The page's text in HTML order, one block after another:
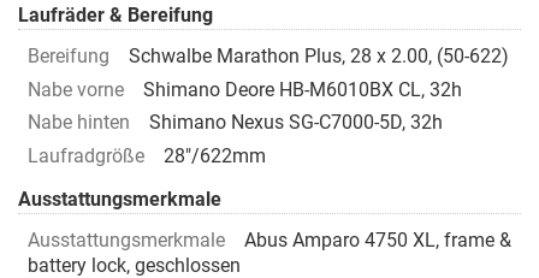
Laufräder & Bereifung
Bereifung
Schwalbe Marathon Plus, 28 x 2.00, (50-622)
Nabe vorne
Shimano Deore HB-M6010BX CL, 32h
Nabe hinten
Shimano Nexus SG-C7000-5D, 32h
Laufradgröße
28"/622mm
Ausstattungsmerkmale
Ausstattungsmerkmale
Abus Amparo 4750 XL, frame &
battery lock, geschlossen